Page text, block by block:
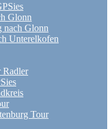
Glonn
nach Glonn
Unterelkofen
Radler
Tour